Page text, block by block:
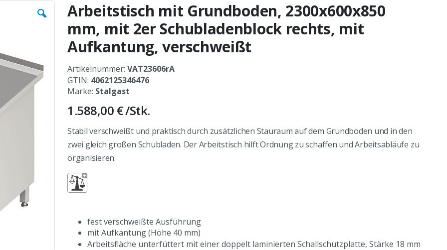
Arbeitstisch mit Grundboden, 2300x600x850
mm, mit 2er Schubladenblock rechts, mit
Aufkantung, verschweißt
Artikelnummer:VAT23606rA
GTIN: 4062125346476
Marke: Stalgast
1.588,00 €/Stk.
Stabil verschweißt und praktisch durch zusätzlichen Stauraum auf dem Grundboden und in den
zwei gleich großen Schubladen. Der Arbeitstisch hilft Ordnung zu schaffen und Arbeitsabläufe zu
organisieren.
fest verschweißte Ausführung
mit Aufkantung (Höhe 40 mm)
Arbeitsfläche unterfüttert mit einer doppelt laminierten Schallschutzplatte, Stärke 18 mm